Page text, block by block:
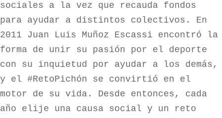
sociales a la vez que recauda fondos
para ayudar a distintos colectivos. En
2011 Juan Luis Muñoz Escassi encontró la
forma de unir su pasión por el deporte
con su inquietud por ayudar a los demás,
y el #RetoPichón se convirtió en el
motor de su vida. Desde entonces, cada
año elije una causa social y un reto